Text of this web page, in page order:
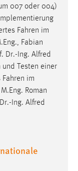
007 oder 004)
Fahren im
Fabian
Dr.-Ing. Alfred
und Testen einer
im
Roman
Ing. Alfred